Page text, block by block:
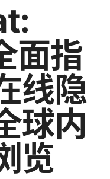
面指
线隐
球内
览